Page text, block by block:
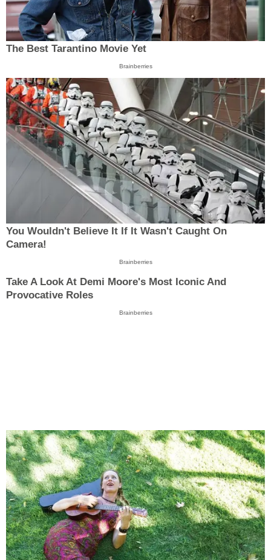
The Best Tarantino Movie Yet
Brainberries
You Wouldn't Believe It If It Wasn't Caught On
Camera!
Brainberries
Take A Look At Demi Moore's Most Iconic And
Provocative Roles
Brainberries